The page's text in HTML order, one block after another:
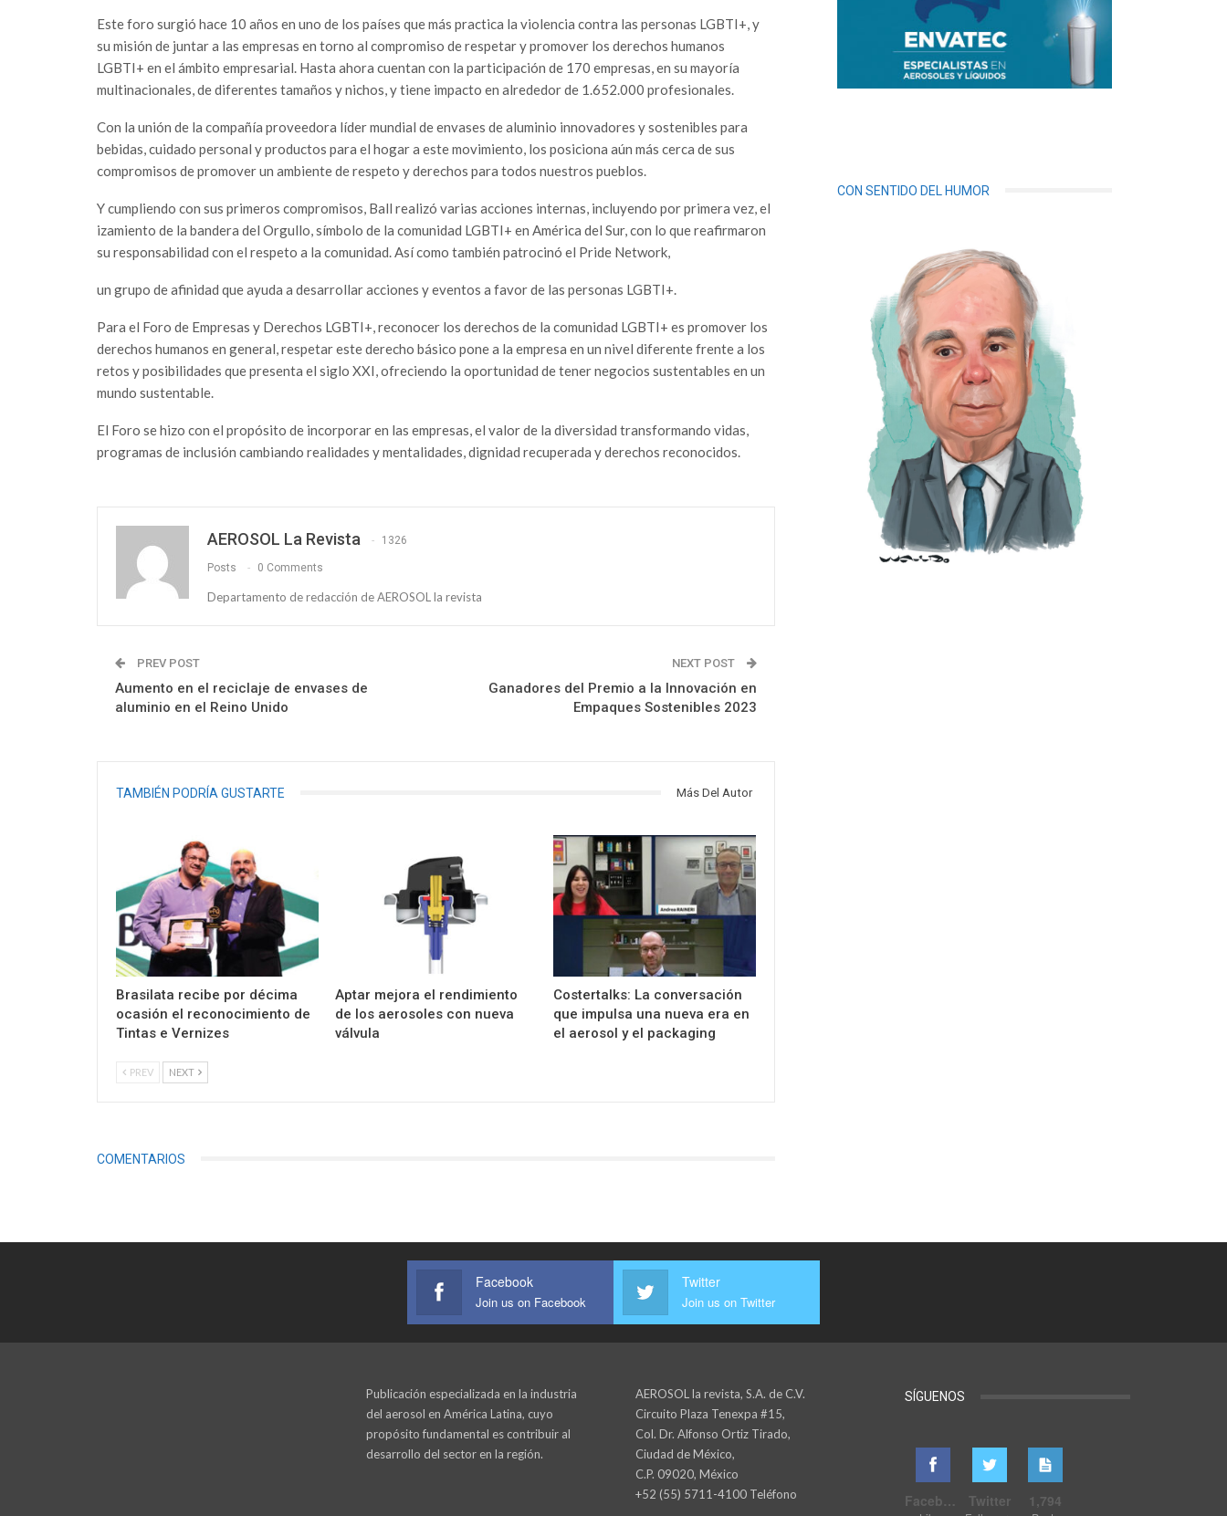
Este foro surgió hace 10 años en uno de los países que más practica la violencia contra las personas LGBTI+, y
su misión de juntar a las empresas en torno al compromiso de respetar y promover los derechos humanos
LGBTI+ en el ámbito empresarial. Hasta ahora cuentan con la participación de 170 empresas, en su mayoría
multinacionales, de diferentes tamaños y nichos, y tiene impacto en alrededor de 1.652.000 profesionales.
Con la unión de la compañía proveedora líder mundial de envases de aluminio innovadores y sostenibles para
bebidas, cuidado personal y productos para el hogar a este movimiento, los posiciona aún más cerca de sus
compromisos de promover un ambiente de respeto y derechos para todos nuestros pueblos.
Y cumpliendo con sus primeros compromisos, Ball realizó varias acciones internas, incluyendo por primera vez, el
izamiento de la bandera del Orgullo, símbolo de la comunidad LGBTI+ en América del Sur, con lo que reafirmaron
su responsabilidad con el respeto a la comunidad. Así como también patrocinó el Pride Network,
un grupo de afinidad que ayuda a desarrollar acciones y eventos a favor de las personas LGBTI+.
Para el Foro de Empresas y Derechos LGBTI+, reconocer los derechos de la comunidad LGBTI+ es promover los
derechos humanos en general, respetar este derecho básico pone a la empresa en un nivel diferente frente a los
retos y posibilidades que presenta el siglo XXI, ofreciendo la oportunidad de tener negocios sustentables en un
mundo sustentable.
El Foro se hizo con el propósito de incorporar en las empresas, el valor de la diversidad transformando vidas,
programas de inclusión cambiando realidades y mentalidades, dignidad recuperada y derechos reconocidos.
AEROSOL La Revista 1326
Posts 0 Comments
Departamento de redacción de AEROSOL la revista
PREV POST
Aumento en el reciclaje de envases de
aluminio en el Reino Unido
NEXT POST
Ganadores del Premio a la Innovación en
Empaques Sostenibles 2023
TAMBIÉN PODRÍA GUSTARTE Más Del Autor
Brasilata recibe por décima
ocasión el reconocimiento de
Tintas e Vernizes
Aptar mejora el rendimiento
de los aerosoles con nueva
válvula
Costertalks: La conversación
que impulsa una nueva era en
el aerosol y el packaging
PREV NEXT
COMENTARIOS
CON SENTIDO DEL HUMOR
Facebook
Join us on Facebook
Twitter
Join us on Twitter
Publicación especializada en la industria
del aerosol en América Latina, cuyo
propósito fundamental es contribuir al
desarrollo del sector en la región.
AEROSOL la revista, S.A. de C.V.
Circuito Plaza Tenexpa #15,
Col. Dr. Alfonso Ortiz Tirado,
Ciudad de México,
C.P. 09020, México
+52 (55) 5711-4100 Teléfono
SÍGUENOS
Facebook Twitter 1,794